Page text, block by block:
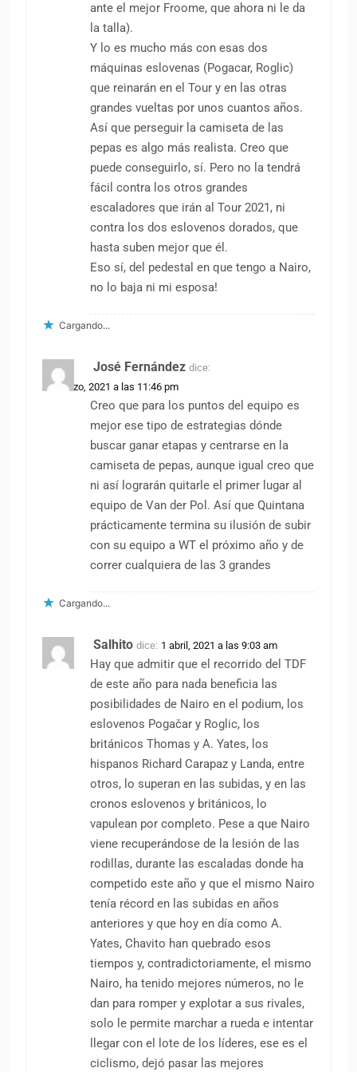
ante el mejor Froome, que ahora ni le da
la talla).
Y lo es mucho más con esas dos
máquinas eslovenas (Pogacar, Roglic)
que reinarán en el Tour y en las otras
grandes vueltas por unos cuantos años.
Así que perseguir la camiseta de las
pepas es algo más realista. Creo que
puede conseguirlo, sí. Pero no la tendrá
fácil contra los otros grandes
escaladores que irán al Tour 2021, ni
contra los dos eslovenos dorados, que
hasta suben mejor que él.
Eso sí, del pedestal en que tengo a Nairo,
no lo baja ni mi esposa!
Cargando...
José Fernández dice:
31 marzo, 2021 a las 11:46 pm
Creo que para los puntos del equipo es
mejor ese tipo de estrategias dónde
buscar ganar etapas y centrarse en la
camiseta de pepas, aunque igual creo que
ni así lograrán quitarle el primer lugar al
equipo de Van der Pol. Así que Quintana
prácticamente termina su ilusión de subir
con su equipo a WT el próximo año y de
correr cualquiera de las 3 grandes
Cargando...
Salhito dice: 1 abril, 2021 a las 9:03 am
Hay que admitir que el recorrido del TDF
de este año para nada beneficia las
posibilidades de Nairo en el podium, los
eslovenos Pogačar y Roglic, los
británicos Thomas y A. Yates, los
hispanos Richard Carapaz y Landa, entre
otros, lo superan en las subidas, y en las
cronos eslovenos y británicos, lo
vapulean por completo. Pese a que Nairo
viene recuperándose de la lesión de las
rodillas, durante las escaladas donde ha
competido este año y que el mismo Nairo
tenía récord en las subidas en años
anteriores y que hoy en día como A.
Yates, Chavito han quebrado esos
tiempos y, contradictoriamente, el mismo
Nairo, ha tenido mejores números, no le
dan para romper y explotar a sus rivales,
solo le permite marchar a rueda e intentar
llegar con el lote de los líderes, ese es el
ciclismo, dejó pasar las mejores